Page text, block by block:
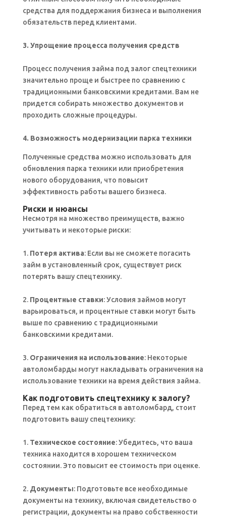
средства для поддержания бизнеса и выполнения
обязательств перед клиентами.
3. Упрощение процесса получения средств
Процесс получения займа под залог спецтехники
значительно проще и быстрее по сравнению с
традиционными банковскими кредитами. Вам не
придется собирать множество документов и
проходить сложные процедуры.
4. Возможность модернизации парка техники
Полученные средства можно использовать для
обновления парка техники или приобретения
нового оборудования, что повысит
эффективность работы вашего бизнеса.
Риски и нюансы
Несмотря на множество преимуществ, важно
учитывать и некоторые риски:
1. Потеря актива: Если вы не сможете погасить
займ в установленный срок, существует риск
потерять вашу спецтехнику.
2. Процентные ставки: Условия займов могут
варьироваться, и процентные ставки могут быть
выше по сравнению с традиционными
банковскими кредитами.
3. Ограничения на использование: Некоторые
автоломбарды могут накладывать ограничения на
использование техники на время действия займа.
Как подготовить спецтехнику к залогу?
Перед тем как обратиться в автоломбард, стоит
подготовить вашу спецтехнику:
1. Техническое состояние: Убедитесь, что ваша
техника находится в хорошем техническом
состоянии. Это повысит ее стоимость при оценке.
2. Документы: Подготовьте все необходимые
документы на технику, включая свидетельство о
регистрации, документы на право собственности